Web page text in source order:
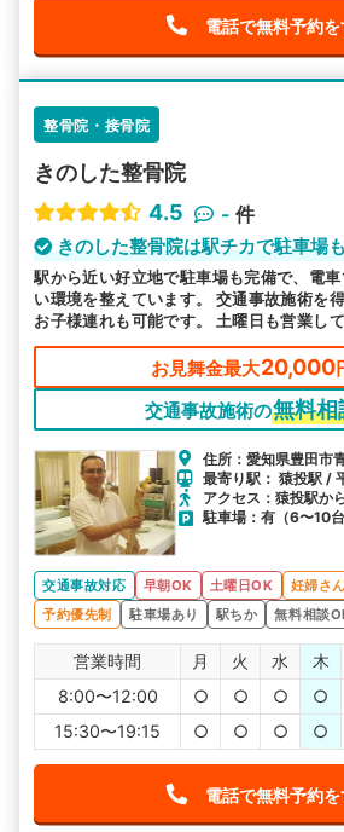
電話で無料予約を
整骨院・接骨院
きのした整骨院
4.5
- 件
きのした整骨院は駅チカで駐車場
駅から近い好立地で駐車場も完備で、電
い環境を整えています。 交通事故施術を
お子様連れも可能です。 土曜日も営業し
ご都合に合わせてお越しいただけます。
お見舞金最大20,000
交通事故施術の無料相
住所：愛知県豊田市
最寄り駅： 猿投駅 /
アクセス：猿投駅か
駐車場：有（6〜10台
交通事故対応 早朝OK 土曜日OK 妊婦さ
予約優先制
駐車場あり 駅ちか 無料相談
営業時間 月 火 水 木
8:00〜12:00
○ ○ ○ ○
15:30〜19:15
○ ○ ○ ○
電話で無料予約を